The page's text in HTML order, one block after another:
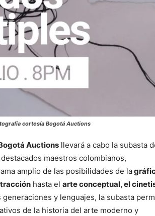
cortesía Bogotá Auctions
Auctions llevará a cabo la subasta
maestros colombianos,
amplio de las posibilidades de la
hasta el arte conceptual, el
y lenguajes, la subasta
de la historia del arte moderno y